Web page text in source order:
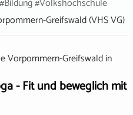
Greifswald (VHS VG)
Vorpommern-Greifswaldin
- Fit und beweglich mit